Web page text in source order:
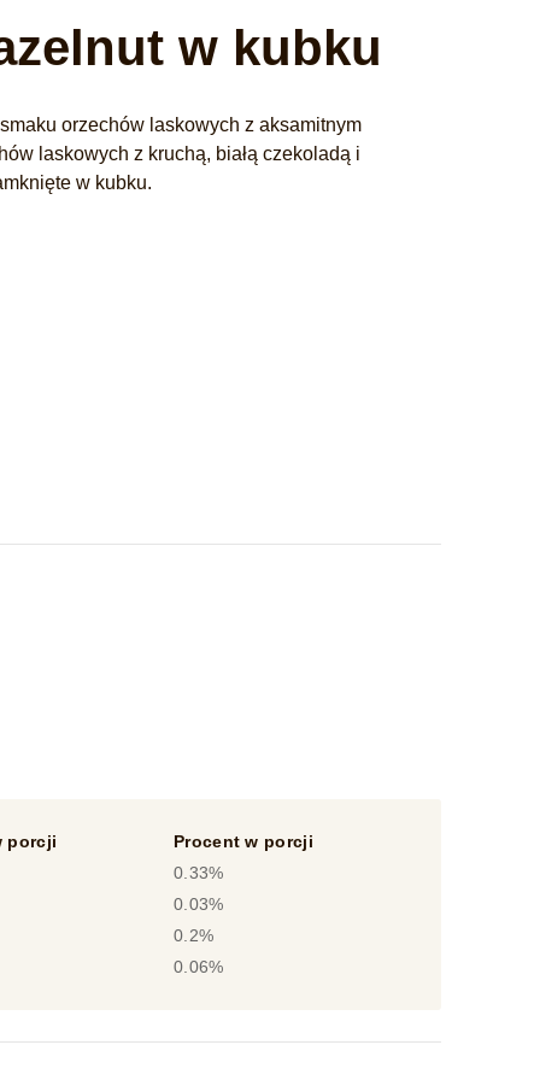
w kubku
orzechów laskowych z aksamitnym
laskowych z kruchą, białą czekoladą i
w kubku.
porcji
Procent w porcji
0.33%
0.03%
0.2%
0.06%